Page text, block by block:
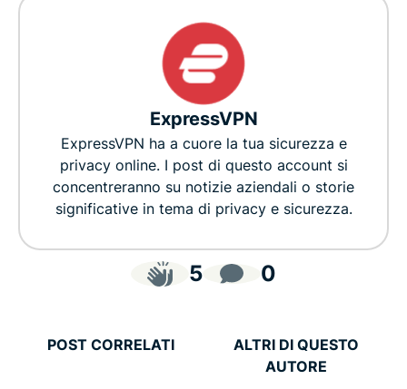
ExpressVPN
ExpressVPN ha a cuore la tua sicurezza e
privacy online. I post di questo account si
concentreranno su notizie aziendali o storie
significative in tema di privacy e sicurezza.
5 0
POST CORRELATI
ALTRI DI QUESTO
AUTORE